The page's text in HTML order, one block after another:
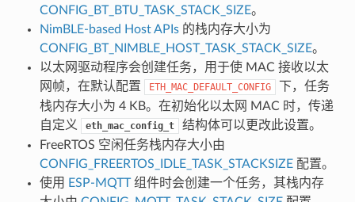
CONFIG_BT_BTU_TASK_STACK_SIZE。
NimBLE-based Host APIs的栈内存大小为
CONFIG_BT_NIMBLE_HOST_TASK_STACK_SIZE。
以太网驱动程序会创建任务，用于使 MAC 接收以太
网帧，在默认配置
ETH_MAC_DEFAULT_CONFIG
下，任务
栈内存大小为 4 KB。在初始化以太网 MAC 时，传递
自定义
eth_mac_config_t
结构体可以更改此设置。
FreeRTOS 空闲任务栈内存大小由
CONFIG_FREERTOS_IDLE_TASK_STACKSIZE配置。
使用
ESP-MQTT组件时会创建一个任务，其栈内存